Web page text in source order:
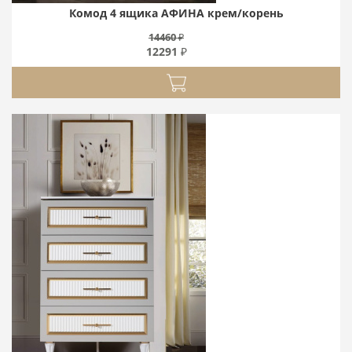
Комод 4 ящика АФИНА крем/корень
14460 ₽
12291 ₽